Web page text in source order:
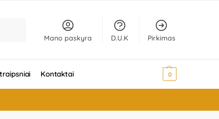
Mano paskyra D.U.K Pirkimas
Kontaktai 0